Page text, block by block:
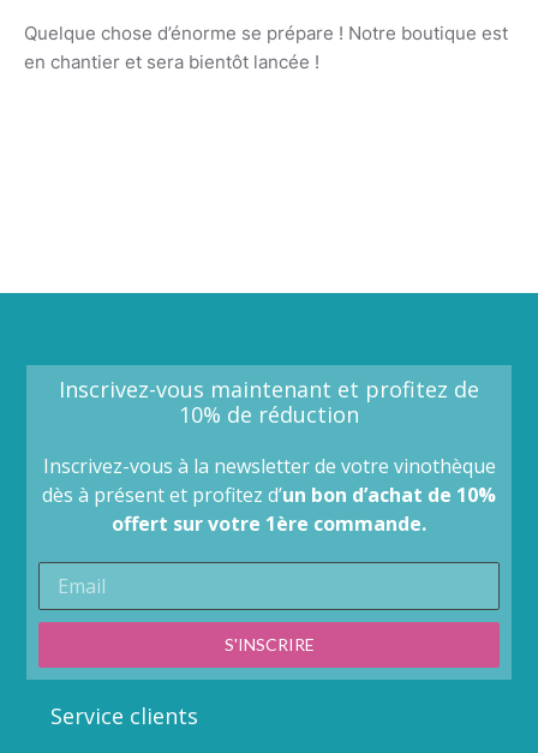
Quelque chose d’énorme se prépare ! Notre boutique est
en chantier et sera bientôt lancée !
Inscrivez-vous maintenant et profitez de
10% de réduction
Inscrivez-vous à la newsletter de votre vinothèque
dès à présent et profitez d’un bon d’achat de 10%
offert sur votre 1ère commande.
S'INSCRIRE
Service clients